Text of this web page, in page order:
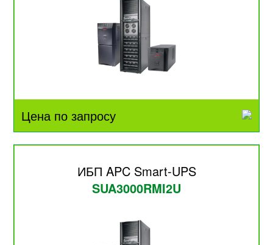
Цена по запросу
ИБП APC Smart-UPS
SUA3000RMI2U